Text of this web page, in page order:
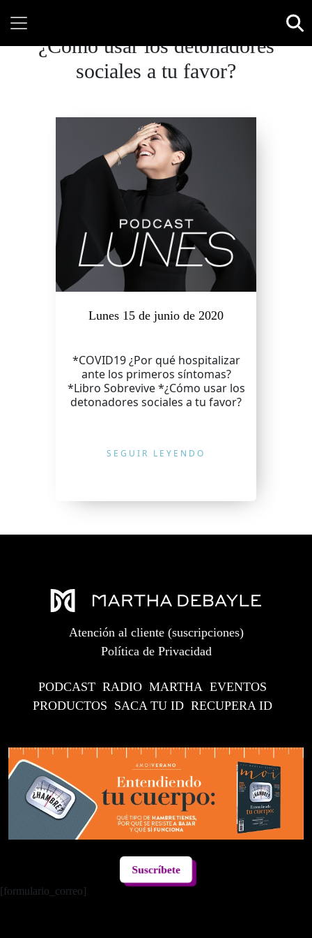
¿Cómo usar los detonadores
sociales a tu favor?
Lunes 15 de junio de 2020
*COVID19 ¿Por qué hospitalizar
ante los primeros síntomas?
*Libro Sobrevive *¿Cómo usar los
detonadores sociales a tu favor?
SEGUIR LEYENDO
Atención al cliente (suscripciones)
Política de Privacidad
PODCAST RADIO MARTHA EVENTOS
PRODUCTOS SACA TU ID RECUPERA ID
Suscríbete
[formulario_correo]